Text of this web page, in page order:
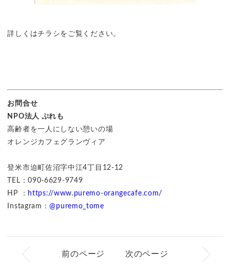
詳しくはチラシをご覧ください。
お問合せ
NPO法人 ぷれも
高齢者を一人にしない憩いの場
オレンジカフェグランヴィア
登米市迫町佐沼字中江4丁目12-12
TEL：090-6629-9749
HP ： https://www.puremo-orangecafe.com/
Instagram：@puremo_tome
前のページ 次のページ